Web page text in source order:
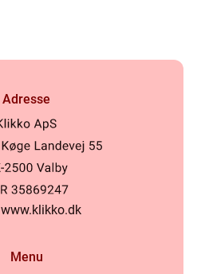
Adresse
www.klikko.dk
Menu